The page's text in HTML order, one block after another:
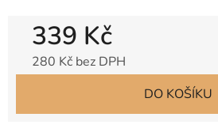
339 Kč
280 Kč bez DPH
DO KOŠÍKU